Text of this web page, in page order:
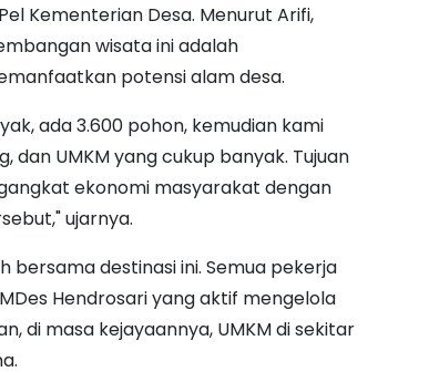
Kementerian Desa. Menurut Arifi,
wisata ini adalah
potensi alam desa.
ada 3.600 pohon, kemudian kami
dan UMKM yang cukup banyak. Tujuan
ekonomi masyarakat dengan
ujarnya.
bersama destinasi ini. Semua pekerja
Hendrosari yang aktif mengelola
di masa kejayaannya, UMKM di sekitar